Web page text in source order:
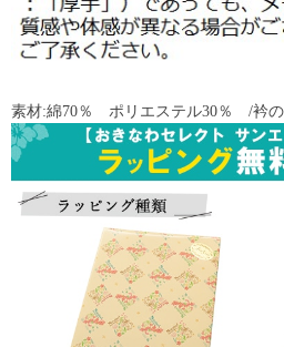
素材:綿70％ ポリエステル30％ /衿の